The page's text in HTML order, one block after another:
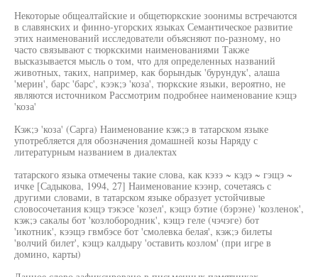
Некоторые общеалтайские и общетюркские зоонимы встречаются
в славянских и финно-угорских языках Семантическое развитие
этих наименований исследователи объясняют по-разному, но
часто связывают с тюркскими наименованиями Также
высказывается мысль о том, что для определенных названий
животных, таких, например, как борындык 'бурундук', алаша
'мерин', барс 'барс', кээк;э 'коза', тюркские языки, вероятно, не
являются источником Рассмотрим подробнее наименование кэщэ
'коза'
Кэж;э 'коза' (Сарга) Наименование кэж;э в татарском языке
употребляется для обозначения домашней козы Наряду с
литературным названием в диалектах
татарского языка отмечены такие слова, как кэзэ ~ кэдэ ~ гэщэ ~
ичке [Садыкова, 1994, 27] Наименование кээнр, сочетаясь с
другими словами, в татарском языке образует устойчивые
словосочетания кэщэ тэкэсе 'козел', кэщэ бэтие (бэрэне) 'козленок',
кэж;э сакалы бот 'козлобородник', кэщэ геле (чэчэге) бот
'икотник', кээщэ гвмбэсе бот 'смолевка белая', кэж;э билеты
'волчий билет', кэщэ калдыру 'оставить козлом' (при игре в
домино, карты)